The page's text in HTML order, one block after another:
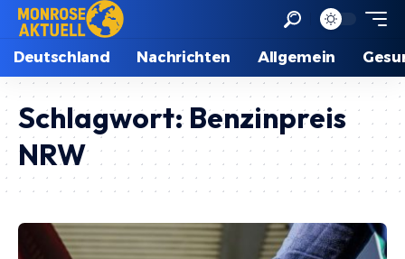
Deutschland Nachrichten Allgemein
Schlagwort: Benzinpreis
NRW